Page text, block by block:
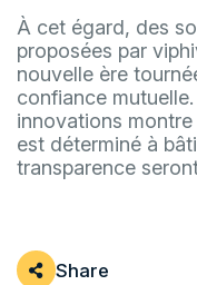
À cet égard, des
proposées par
nouvelle ère
confiance
innovations
est déterminé à
transparence
Share